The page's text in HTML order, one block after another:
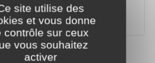
au logement
site utilise des
et vous donne
contrôle sur ceux
vous souhaitez
activer